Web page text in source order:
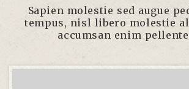
Sapien molestie sed augue
tempus, nisl libero molestie
accumsan enim